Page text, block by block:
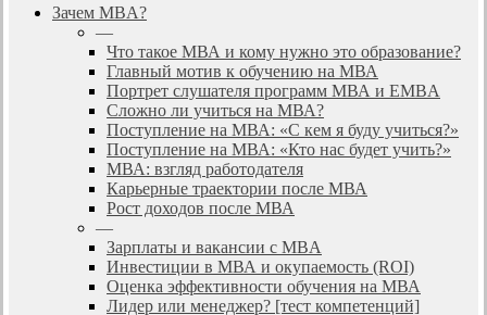
search
Menu
Зачем MBA?
—
Что такое МВА и кому нужно это образование?
Главный мотив к обучению на МВА
Портрет слушателя программ МВА и EMBA
Сложно ли учиться на МВА?
Поступление на МВА: «С кем я буду учиться?»
Поступление на МВА: «Кто нас будет учить?»
МВА: взгляд работодателя
Карьерные траектории после МВА
Рост доходов после МВА
—
Зарплаты и вакансии с MBA
Инвестиции в МВА и окупаемость (ROI)
Оценка эффективности обучения на МВА
Лидер или менеджер? [тест компетенций]